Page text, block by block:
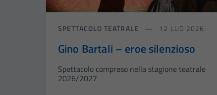
SPETTACOLO TEATRALE 12 LUG 2026
Gino Bartali – eroe silenzioso
Spettacolo compreso nella stagione teatrale
2026/2027